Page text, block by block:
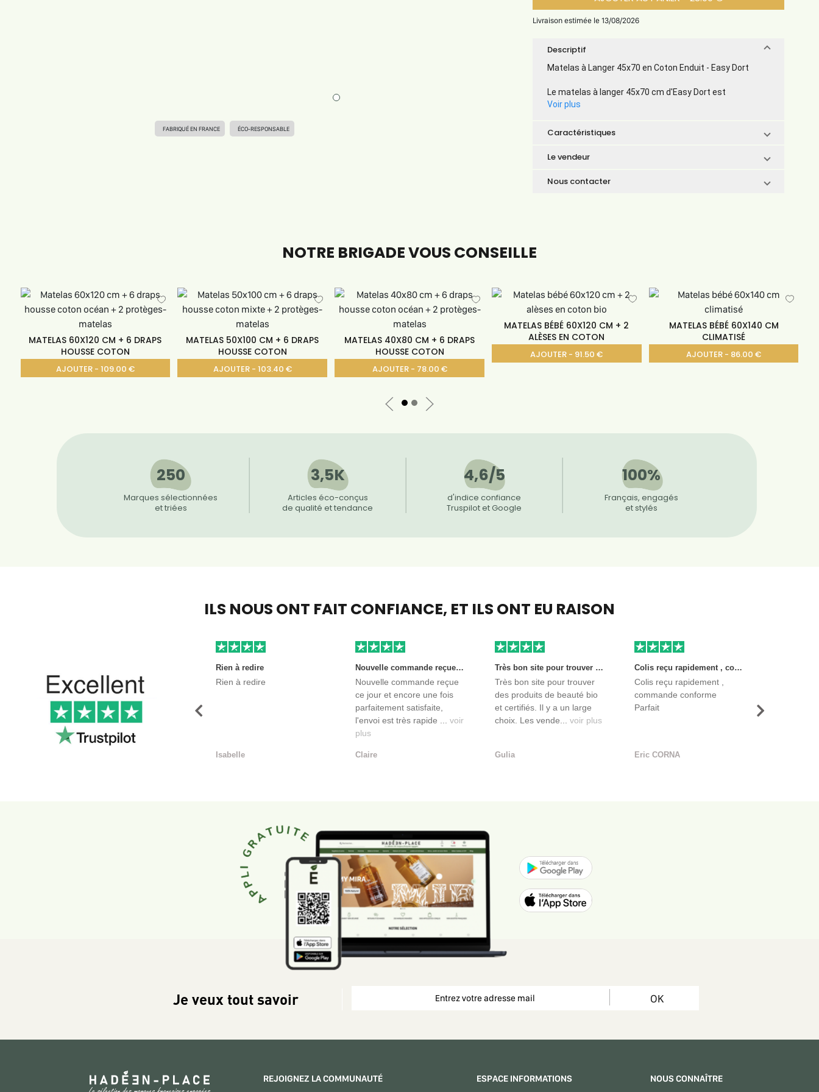
FABRIQUÉ EN FRANCE ÉCO-RESPONSABLE
Livraison estimée le 13/08/2026
Descriptif
Matelas à Langer 45x70 en Coton Enduit - Easy Dort
Le matelas à langer 45x70 cm d'Easy Dort est
Voir plus
Caractéristiques
Le vendeur
Nous contacter
NOTRE BRIGADE VOUS CONSEILLE
MATELAS 60X120 CM + 6 DRAPS
HOUSSE COTON
AJOUTER - 109.00 €
MATELAS 50X100 CM + 6 DRAPS
HOUSSE COTON
AJOUTER - 103.40 €
MATELAS 40X80 CM + 6 DRAPS
HOUSSE COTON
AJOUTER - 78.00 €
MATELAS BÉBÉ 60X120 CM + 2
ALÈSES EN COTON
AJOUTER - 91.50 €
MATELAS BÉBÉ 60X140 CM
CLIMATISÉ
AJOUTER - 86.00 €
250
Marques sélectionnées
et triées
3,5K
Articles éco-conçus
de qualité et tendance
4,6/5
d'indice confiance
Truspilot et Google
100%
Français, engagés
et stylés
ILS NOUS ONT FAIT CONFIANCE, ET ILS ONT EU RAISON
Rien à redire
Rien à redire
Isabelle
Nouvelle commande reçue ce jour et encore une fois parfaitement satisfaite, l'envoi est très rapide et les produits sont toujours conditionnés de manière personnalisés. L'avantage de commander auprès de créateurs indépendants.
Nouvelle commande reçue
ce jour et encore une fois
parfaitement satisfaite,
l'envoi est très rapide ... voir
plus
Claire
Très bon site pour trouver des produits de beauté bio et certifiés. Il y a un large choix. Les vendeurs sont des entreprises françaises qui propose aussi des produits de qualité et moins chers que ce qu’on peut trouver dans des magasins.
Très bon site pour trouver
des produits de beauté bio
et certifiés. Il y a un large
choix. Les vende... voir plus
Gulia
Colis reçu rapidement , commande conforme Parfait
Colis reçu rapidement ,
commande conforme
Parfait
Eric CORNA
Précédent Suivant
Je veux tout savoir OK
REJOIGNEZ LA COMMUNAUTÉ ESPACE INFORMATIONS NOUS CONNAÎTRE